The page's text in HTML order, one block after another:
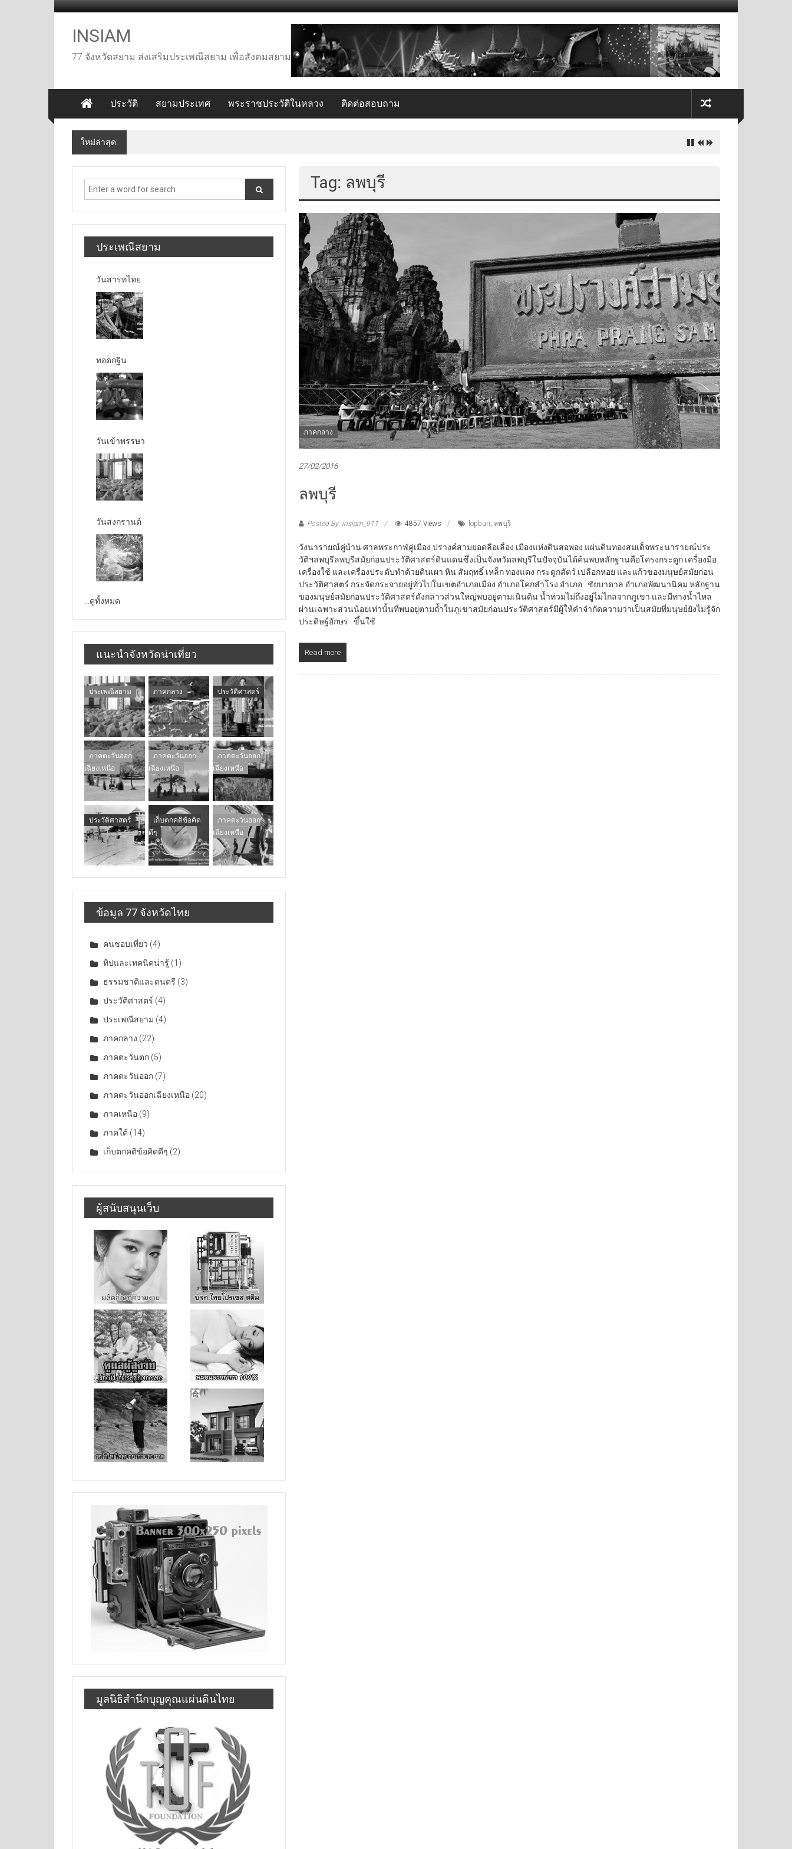
Skip
contentINSIAM
77 จังหวัดสยาม ส่งเสริมประเพณีสยาม เพื่อสังคมสยาม
ประวัติ สยามประเทศ พระราชประวัติในหลวง ติดต่อสอบถาม
ใหม่ล่าสุด:
Tag: ลพบุรี
ภาคกลาง
27/02/2016
ลพบุรี
Posted By: insiam_911 4857 Views lopburi, ลพบุรี
วังนารายณ์คู่บ้าน ศาลพระกาฬคู่เมือง ปรางค์สามยอดลือเลื่อง เมืองแห่งดินสอพอง แผ่นดินทองสมเด็จพระนารายณ์ประ
วัติฯลพบุรีลพบุรีสมัยก่อนประวัติศาสตร์ดินแดนซึ่งเป็นจังหวัดลพบุรีในปัจจุบันได้ค้นพบหลักฐานคือโครงกระดูก เครื่องมือ
เครื่องใช้ และเครื่องประดับทำด้วยดินเผา หิน สัมฤทธิ์ เหล็ก ทองแดง กระดูกสัตว์ เปลือกหอย และแก้วของมนุษย์สมัยก่อน
ประวัติศาสตร์ กระจัดกระจายอยู่ทั่วไปในเขตอำเภอเมือง อำเภอโคกสำโรง อำเภอ ชัยบาดาล อำเภอพัฒนานิคม หลักฐาน
ของมนุษย์สมัยก่อนประวัติศาสตร์ดังกล่าวส่วนใหญ่พบอยู่ตามเนินดิน น้ำท่วมไม่ถึงอยู่ไม่ไกลจากภูเขา และมีทางน้ำไหล
ผ่านเฉพาะส่วนน้อยเท่านั้นที่พบอยู่ตามถ้ำในภูเขาสมัยก่อนประวัติศาสตร์มีผู้ให้คำจำกัดความว่าเป็นสมัยที่มนุษย์ยังไม่รู้จัก
ประดิษฐ์อักษร ขึ้นใช้
Read more
ประเพณีสยาม
วันสารทไทย
ทอดกฐิน
วันเข้าพรรษา
วันสงกรานต์
...ดูทั้งหมด
แนะนำจังหวัดน่าเที่ยว
ประเพณีสยาม ภาคกลาง ประวัติศาสตร์
ภาคตะวันออก
เฉียงเหนือ
ภาคตะวันออก
เฉียงเหนือ
ภาคตะวันออก
เฉียงเหนือ
ประวัติศาสตร์
เก็บตกคติข้อคิด
ดีๆ
ภาคตะวันออก
เฉียงเหนือ
ข้อมูล 77 จังหวัดไทย
คนชอบเที่ยว (4)
ทิปและเทคนิคน่ารู้ (1)
ธรรมชาติและดนตรี (3)
ประวัติศาสตร์ (4)
ประเพณีสยาม (4)
ภาคกลาง (22)
ภาคตะวันตก (5)
ภาคตะวันออก (7)
ภาคตะวันออกเฉียงเหนือ (20)
ภาคเหนือ (9)
ภาคใต้ (14)
เก็บตกคติข้อคิดดีๆ (2)
ผู้สนับสนุนเว็บ
มูลนิธิสำนึกบุญคุณแผ่นดินไทย